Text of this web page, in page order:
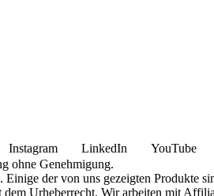
Instagram LinkedIn YouTube
ohne Genehmigung.
Einige der von uns gezeigten Produkte
Urheberrecht. Wir arbeiten mit